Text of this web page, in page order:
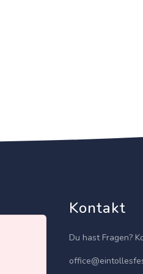
Kontakt
Du hast Fragen?